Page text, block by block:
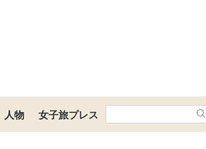
人物 女子旅プレス